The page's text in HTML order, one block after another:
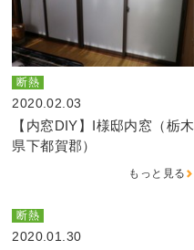
断熱
2020.02.03
【内窓DIY】I様邸内窓（栃木
県下都賀郡）
もっと見る
断熱
2020.01.30